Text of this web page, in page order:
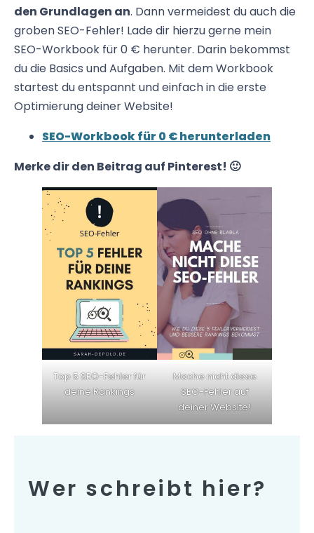
den Grundlagen an. Dann vermeidest du auch die
groben SEO-Fehler! Lade dir hierzu gerne mein
SEO-Workbook für 0 € herunter. Darin bekommst
du die Basics und Aufgaben. Mit dem Workbook
startest du entspannt und einfach in die erste
Optimierung deiner Website!
SEO-Workbook für 0 € herunterladen
Merke dir den Beitrag auf Pinterest! 🙂
Top 5 SEO-Fehler für
deine Rankings
Mache nicht diese
SEO-Fehler auf
deiner Website!
Wer schreibt hier?